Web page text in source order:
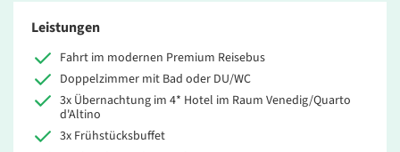
Leistungen
Fahrt im modernen Premium Reisebus
Doppelzimmer mit Bad oder DU/WC
3x Übernachtung im 4* Hotel im Raum Venedig/Quarto
d'Altino
3x Frühstücksbuffet